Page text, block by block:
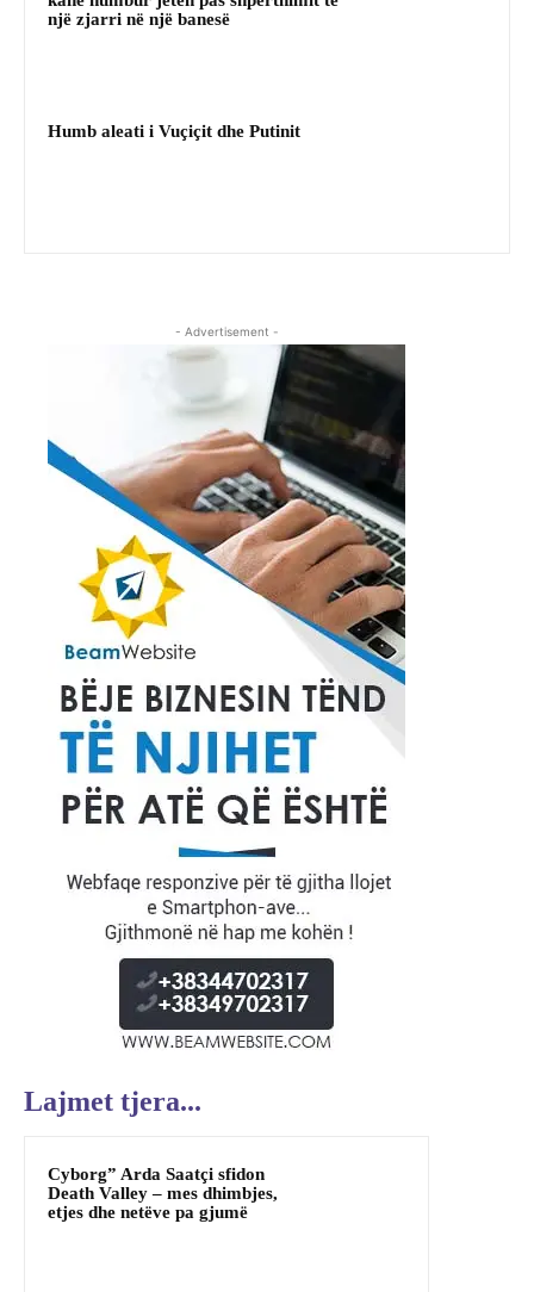
një zjarri në një banesë
Humb aleati i Vuçiçit dhe Putinit
- Advertisement -
Lajmet tjera...
Cyborg” Arda Saatçi sfidon
Death Valley – mes dhimbjes,
etjes dhe netëve pa gjumë